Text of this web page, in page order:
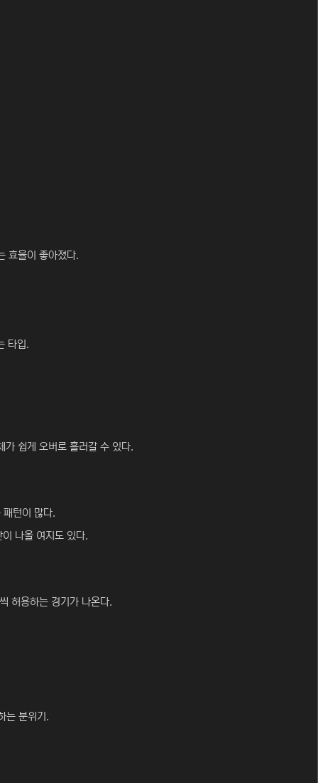
효율이 좋아졌다.
타입.
가 쉽게 오버로 흘러갈 수 있다.
패턴이 많다.
나올 여지도 있다.
허용하는 경기가 나온다.
는 분위기.